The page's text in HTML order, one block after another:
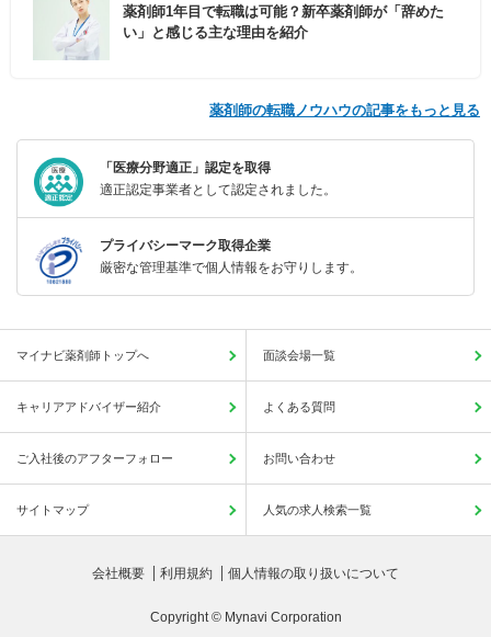
薬剤師1年目で転職は可能？新卒薬剤師が「辞めた
い」と感じる主な理由を紹介
薬剤師の転職ノウハウの記事をもっと見る
「医療分野適正」認定を取得
適正認定事業者として認定されました。
プライバシーマーク取得企業
厳密な管理基準で個人情報をお守りします。
マイナビ薬剤師トップへ 面談会場一覧
キャリアアドバイザー紹介 よくある質問
ご入社後のアフターフォロー お問い合わせ
サイトマップ 人気の求人検索一覧
会社概要 利用規約 個人情報の取り扱いについて
Copyright © Mynavi Corporation